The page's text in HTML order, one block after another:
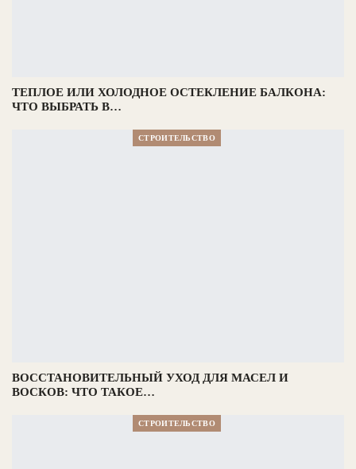
ТЕПЛОЕ ИЛИ ХОЛОДНОЕ ОСТЕКЛЕНИЕ БАЛКОНА:
ЧТО ВЫБРАТЬ В…
СТРОИТЕЛЬСТВО
ВОССТАНОВИТЕЛЬНЫЙ УХОД ДЛЯ МАСЕЛ И
ВОСКОВ: ЧТО ТАКОЕ…
СТРОИТЕЛЬСТВО